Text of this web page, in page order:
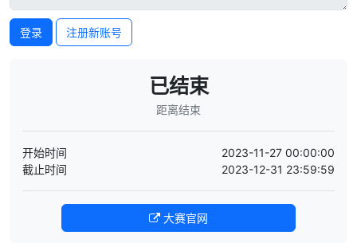
登录 注册新账号
已结束
距离结束
开始时间
2023-11-27 00:00:00
截止时间
2023-12-31 23:59:59
大赛官网